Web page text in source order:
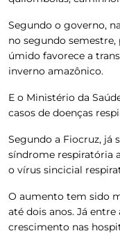
Segundo o governo,
no segundo semestre,
úmido favorece a
inverno amazônico.
E o Ministério da
casos de doenças
Segundo a Fiocruz, já
síndrome respiratória
o vírus sincicial
O aumento tem sido
até dois anos. Já
crescimento nas